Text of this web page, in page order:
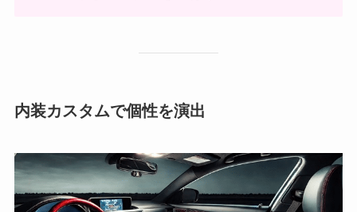
内装カスタムで個性を演出